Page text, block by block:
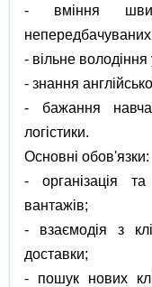
- вміння
непередбачуваних
- вільне володіння
- знання
- бажання
логістики.
Основні обов'язки:
- організація
вантажів;
- взаємодія з
доставки;
- пошук нових